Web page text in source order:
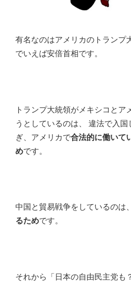
有名なのはアメリカのトランプ
でいえば安倍首相です。
トランプ大統領がメキシコとア
うとしているのは、 違法で入
ぎ、アメリカで合法的に働いて
めです。
中国と貿易戦争をしているのは
るためです。
それから「日本の自由民主党も